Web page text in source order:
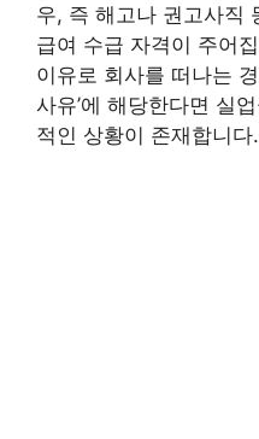
우, 즉 해고나 권고사직
급여 수급 자격이 주어
이유로 회사를 떠나는
사유’에 해당한다면 실
적인 상황이 존재합니다.